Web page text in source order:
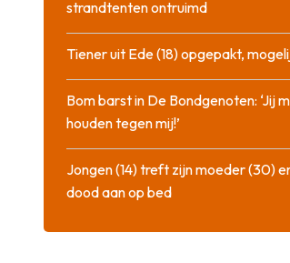
strandtenten ontruimd
Tiener uit Ede (18) opgepakt,
Bom barst in De Bondgenoten: ‘Jij
houden tegen mij!’
Jongen (14) treft zijn moeder (30)
dood aan op bed